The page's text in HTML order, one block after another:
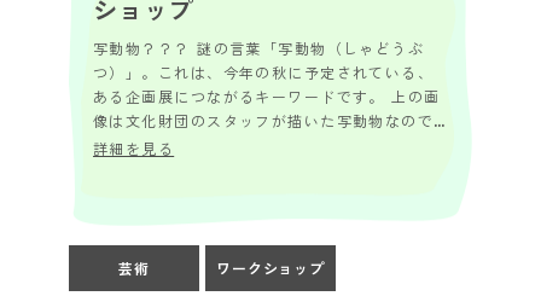
ショップ
写動物？？？ 謎の言葉「写動物（しゃどうぶ
つ）」。これは、今年の秋に予定されている、
ある企画展につながるキーワードです。 上の画
像は文化財団のスタッフが描いた写動物なので
すが、今回、この「写動物」を皆さんにも体験
詳細を見る
芸術 ワークショップ